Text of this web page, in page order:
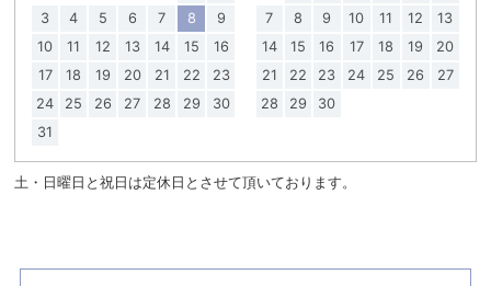
3
4 5 6 7 8
9
10
11 12 13 14 15
16
17
18 19 20 21 22
23
24
25 26 27 28 29
30
31
7
8 9 10 11 12
13
14
15 16 17 18 19
20
21
22 23 24 25 26
27
28
29 30
土・日曜日と祝日は定休日とさせて頂いております。